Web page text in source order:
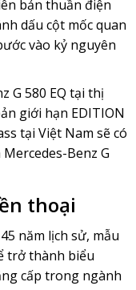
bản thuần điện
dấu cột mốc quan
vào kỷ nguyên
G 580 EQ tại thị
giới hạn EDITION
tại Việt Nam sẽ có
Benz G
thoại
năm lịch sử, mẫu
trở thành biểu
cấp trong ngành